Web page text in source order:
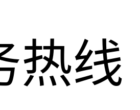
热线